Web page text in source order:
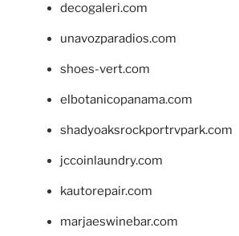
decogaleri.com
unavozparadios.com
shoes-vert.com
elbotanicopanama.com
shadyoaksrockportrvpark.com
jccoinlaundry.com
kautorepair.com
marjaeswinebar.com